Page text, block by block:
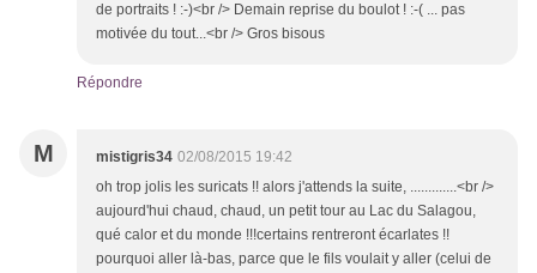
de portraits ! :-)<br /> Demain reprise du boulot ! :-( ... pas
motivée du tout...<br /> Gros bisous
Répondre
M mistigris34 02/08/2015 19:42
oh trop jolis les suricats !! alors j'attends la suite, .............<br />
aujourd'hui chaud, chaud, un petit tour au Lac du Salagou,
qué calor et du monde !!!certains rentreront écarlates !!
pourquoi aller là-bas, parce que le fils voulait y aller (celui de